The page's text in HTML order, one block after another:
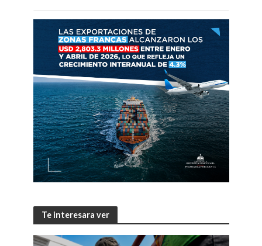
Te interesara ver